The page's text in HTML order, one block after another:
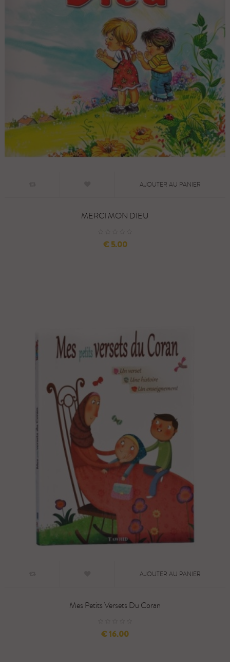
AJOUTER AU PANIER
MERCI MON DIEU
السعر
5.00 €
AJOUTER AU PANIER
Mes Petits Versets Du Coran
السعر
16.00 €